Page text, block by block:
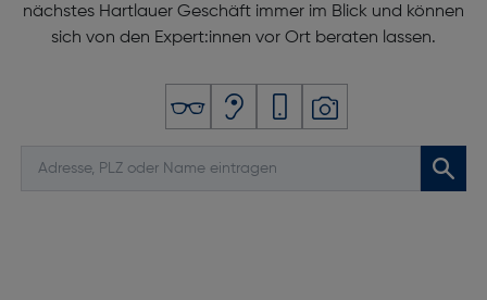
nächstes Hartlauer Geschäft immer im Blick und können
sich von den Expert:innen vor Ort beraten lassen.